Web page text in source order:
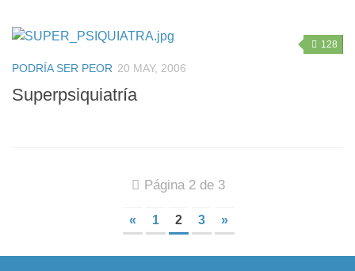
128
PODRÍA SER PEOR 20 MAY, 2006
Superpsiquiatría
Página 2 de 3
« 1 2 3 »